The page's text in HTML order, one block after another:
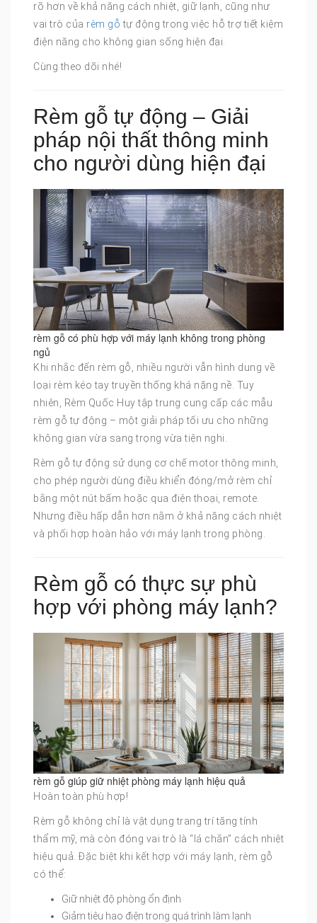
rõ hơn về khả năng cách nhiệt, giữ lạnh, cũng như
vai trò của rèm gỗ tự động trong việc hỗ trợ tiết kiệm
điện năng cho không gian sống hiện đại.
Cùng theo dõi nhé!
Rèm gỗ tự động – Giải
pháp nội thất thông minh
cho người dùng hiện đại
rèm gỗ có phù hợp với máy lạnh không trong phòng
ngủ
Khi nhắc đến rèm gỗ, nhiều người vẫn hình dung về
loại rèm kéo tay truyền thống khá nặng nề. Tuy
nhiên, Rèm Quốc Huy tập trung cung cấp các mẫu
rèm gỗ tự động – một giải pháp tối ưu cho những
không gian vừa sang trọng vừa tiện nghi.
Rèm gỗ tự động sử dụng cơ chế motor thông minh,
cho phép người dùng điều khiển đóng/mở rèm chỉ
bằng một nút bấm hoặc qua điện thoại, remote.
Nhưng điều hấp dẫn hơn nằm ở khả năng cách nhiệt
và phối hợp hoàn hảo với máy lạnh trong phòng.
Rèm gỗ có thực sự phù
hợp với phòng máy lạnh?
rèm gỗ giúp giữ nhiệt phòng máy lạnh hiệu quả
Hoàn toàn phù hợp!
Rèm gỗ không chỉ là vật dụng trang trí tăng tính
thẩm mỹ, mà còn đóng vai trò là “lá chắn” cách nhiệt
hiệu quả. Đặc biệt khi kết hợp với máy lạnh, rèm gỗ
có thể:
Giữ nhiệt độ phòng ổn định
Giảm tiêu hao điện trong quá trình làm lạnh